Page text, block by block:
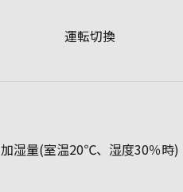
運転切換
加湿量(室温20℃、湿度30％時)